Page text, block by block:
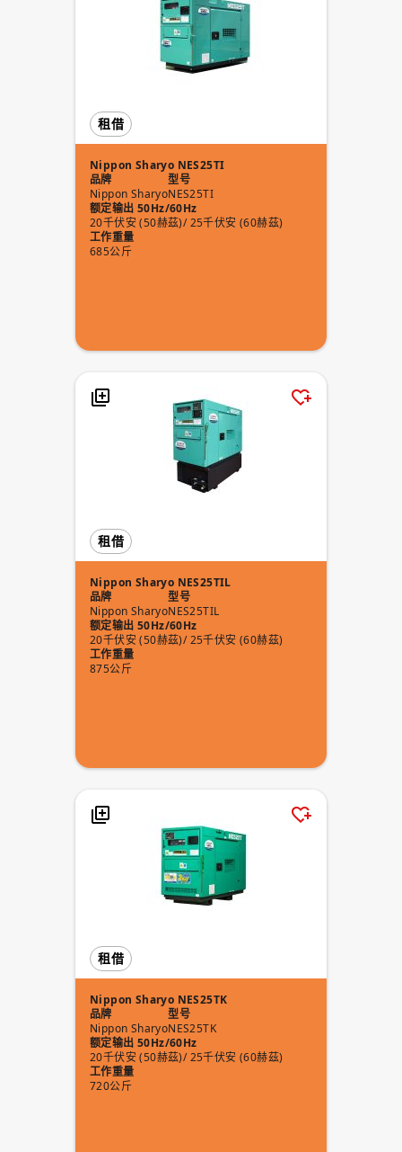
租借
Nippon Sharyo NES25TI
品牌
Nippon Sharyo
型号
NES25TI
额定输出 50Hz/60Hz
20千伏安 (50赫茲)/ 25千伏安 (60赫茲)
工作重量
685公斤
租借
Nippon Sharyo NES25TIL
品牌
Nippon Sharyo
型号
NES25TIL
额定输出 50Hz/60Hz
20千伏安 (50赫茲)/ 25千伏安 (60赫茲)
工作重量
875公斤
租借
Nippon Sharyo NES25TK
品牌
Nippon Sharyo
型号
NES25TK
额定输出 50Hz/60Hz
20千伏安 (50赫茲)/ 25千伏安 (60赫茲)
工作重量
720公斤